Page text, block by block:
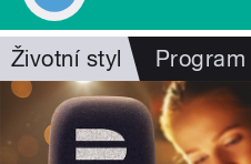
Životní styl Program